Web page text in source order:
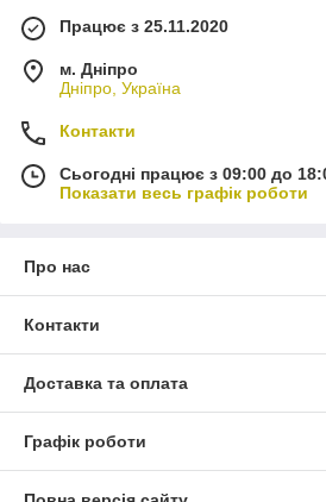
Працює з 25.11.2020
м. Дніпро
Дніпро, Україна
Контакти
Сьогодні працює з 09:00 до
Показати весь графік роботи
Про нас
Контакти
Доставка та оплата
Графік роботи